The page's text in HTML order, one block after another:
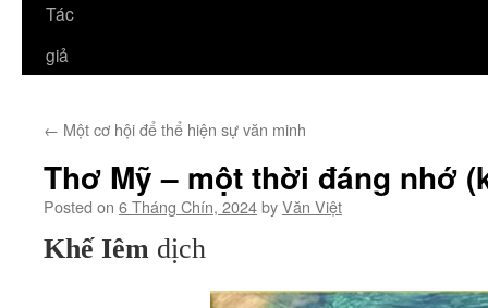
Tác
giả
← Một cơ hội để thể hiện sự văn minh
Thơ Mỹ – một thời đáng nhớ
Posted on 6 Tháng Chín, 2024byVăn Việt
Khế Iêm dịch